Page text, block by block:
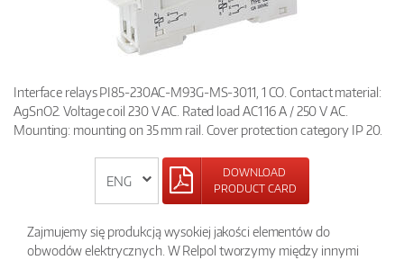
Interface relays PI85-230AC-M93G-MS-3011, 1 CO. Contact material:
AgSnO2. Voltage coil 230 V AC. Rated load AC1 16 A / 250 V AC.
Mounting: mounting on 35 mm rail. Cover protection category IP 20.
DOWNLOAD
PRODUCT CARD
Zajmujemy się produkcją wysokiej jakości elementów do
obwodów elektrycznych. W Relpol tworzymy między innymi